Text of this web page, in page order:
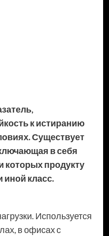
к истиранию
Существует
в себя
которых продукту
иной класс.
Используется
в офисах с